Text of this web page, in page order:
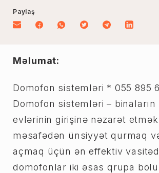
Paylaş
Məlumat:
Domofon sistemləri * 055 895
Domofon sistemləri – binaların
evlərinin girişinə nəzarət
məsafədən ünsiyyət qurmaq və
açmaq üçün ən effektiv
domofonlar iki əsas qrupa